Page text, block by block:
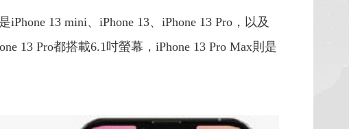
13 mini、iPhone 13、iPhone 13 Pro，以及
13 Pro都搭載6.1吋螢幕，iPhone 13 Pro Max則是